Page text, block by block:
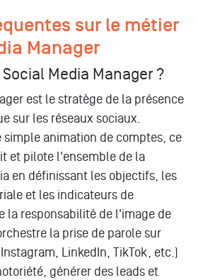
sur le métier
Manager
Media Manager ?
est le stratège de la présence
sur les réseaux sociaux.
simple animation de comptes, ce
et pilote l'ensemble de la
en définissant les objectifs, les
et les indicateurs de
la responsabilité de l'image de
la prise de parole sur
LinkedIn, TikTok, etc.)
générer des leads et